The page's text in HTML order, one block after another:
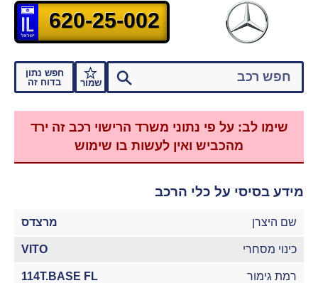
שמור
חפש נתון
בדוח זה
620-25-002
שימו לב: על פי נתוני משרד הרישוי רכב זה ירד
מהכביש ואין לעשות בו שימוש
מידע בסיסי על כלי הרכב
שם היצרן מרצדס
כינוי מסחרי VITO
רמת גימור 114T.BASE FL